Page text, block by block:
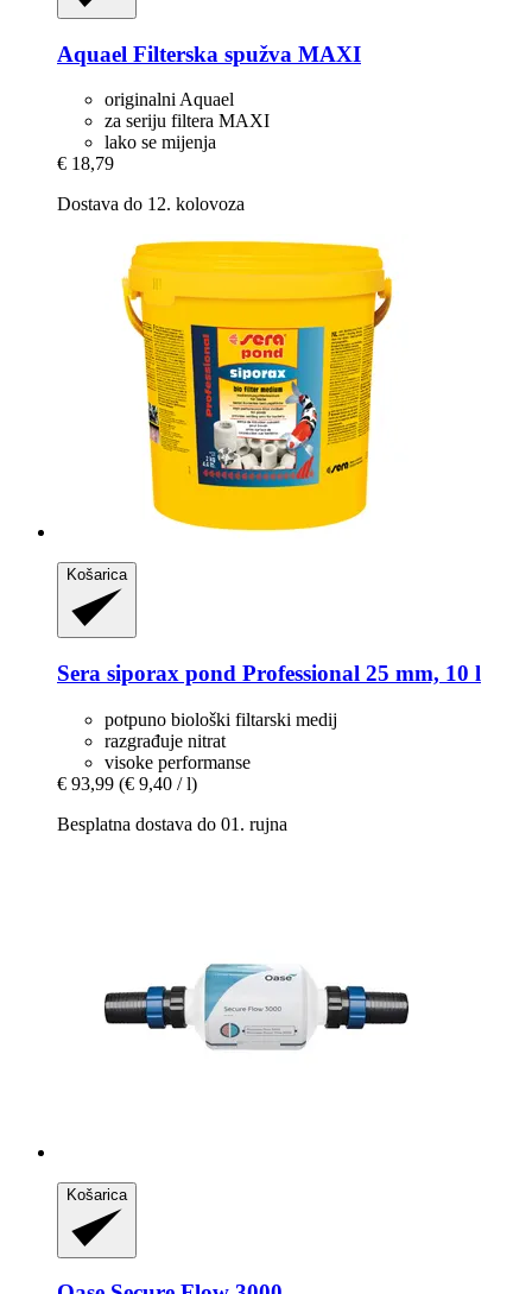
Aquael Filterska spužva MAXI
originalni Aquael
za seriju filtera MAXI
lako se mijenja
€ 18,79
Dostava do 12. kolovoza
Košarica
Sera siporax pond Professional 25 mm, 10 l
potpuno biološki filtarski medij
razgrađuje nitrat
visoke performanse
€ 93,99 (€ 9,40 / l)
Besplatna dostava do 01. rujna
Košarica